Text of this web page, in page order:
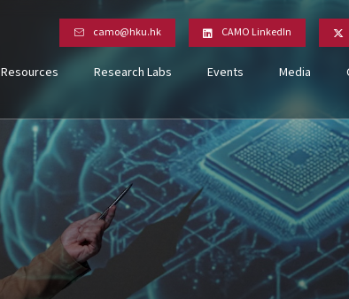
camo@hku.hk CAMO LinkedIn
Resources Research Labs Events Media